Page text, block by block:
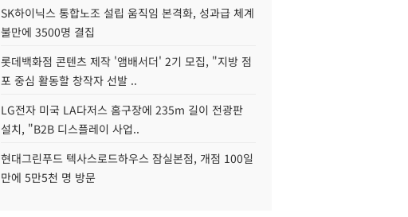
SK하이닉스 통합노조 설립 움직임 본격화, 성과급 체계
불만에 3500명 결집
롯데백화점 콘텐츠 제작 '앰배서더' 2기 모집, "지방 점
포 중심 활동할 창작자 선발 ..
LG전자 미국 LA다저스 홈구장에 235m 길이 전광판
설치, "B2B 디스플레이 사업..
현대그린푸드 텍사스로드하우스 잠실본점, 개점 100일
만에 5만5천 명 방문